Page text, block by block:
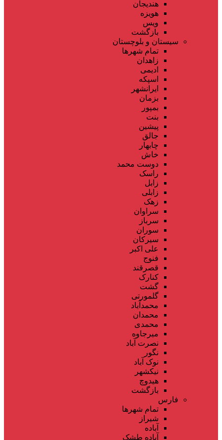
هندیجان
هویزه
ویس
بازگشت
سیستان و بلوچستان
تمام شهر‌ها
زاهدان
ادیمی
اسپکه
ایرانشهر
بزمان
بمپور
بنت
پیشین
جالق
چابهار
خاش
دوست محمد
راسک
زابل
زابلی
زهک
سراوان
سرباز
سوران
سیرکان
علی اکبر
فنوج
قصرقند
کنارک
گشت
گلمورتی
محمدآباد
محمدان
محمدی
میرجاوه
نصرت آباد
نگور
نوک آباد
نیکشهر
هیدوچ
بازگشت
فارس
تمام شهر‌ها
شیراز
آباده
آباده طشک